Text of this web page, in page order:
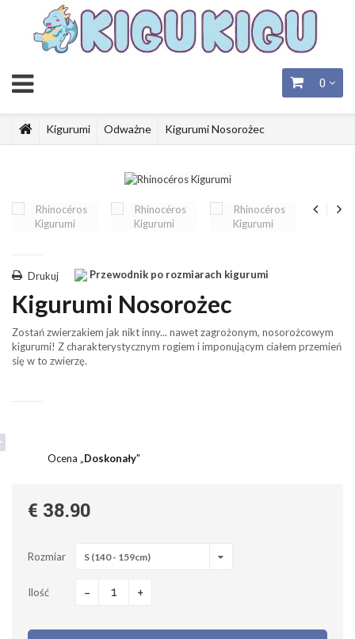
0
Kigurumi Odważne Kigurumi Nosorożec
Przewodnik po rozmiarach kigurumi
Drukuj
Kigurumi Nosorożec
Zostań zwierzakiem jak nikt inny... nawet zagrożonym, nosorożcowym
kigurumi! Z charakterystycznym rogiem i imponującym ciałem przemień
się w to zwierzę.
Ocena „Doskonały"
€ 38.90
Rozmiar S (140 - 159cm)
Ilość - +